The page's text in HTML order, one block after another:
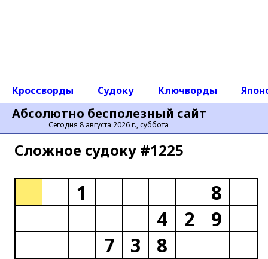
Абсолютно бесполезный сайт
Сегодня 8 августа 2026 г., суббота
Кроссворды Судоку Ключворды
Сложное cудоку #1225
1
8
4
2
9
7
3
8